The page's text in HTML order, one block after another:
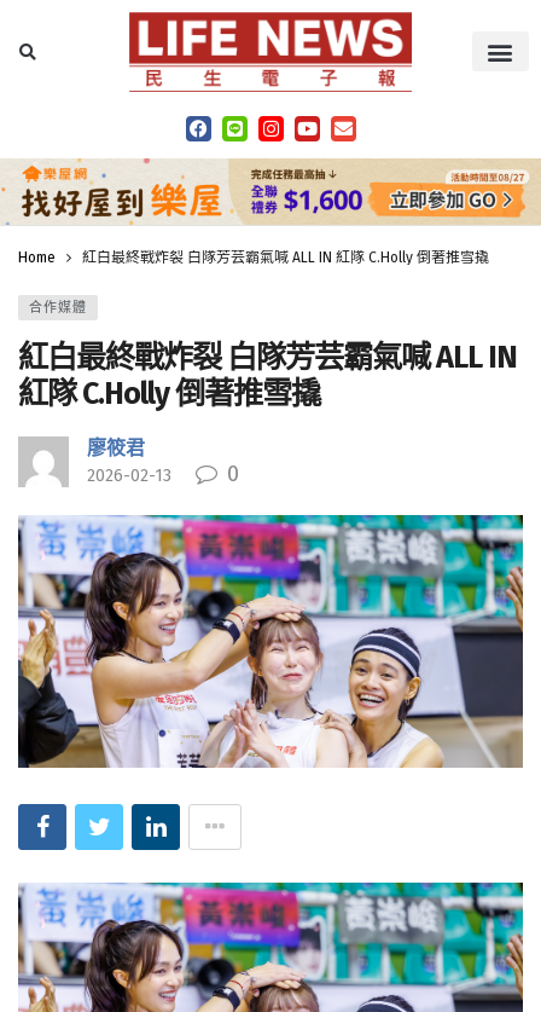
Home 紅白最終戰炸裂 白隊芳芸霸氣喊 ALL IN 紅隊 C.Holly 倒著推雪撬
合作媒體
紅白最終戰炸裂 白隊芳芸霸氣喊 ALL IN
紅隊 C.Holly 倒著推雪撬
廖筱君
2026-02-13 0